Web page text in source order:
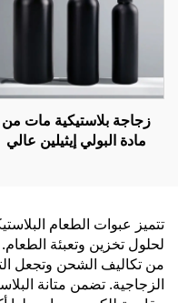
زجاجة بلاستيكية مات من
مادة البولي إيثيلين عالي
تتميز عبوات الطعام
لحلول تخزين وتعبئة
من تكاليف الشحن وتجعل
الزجاجية. تضمن متانة